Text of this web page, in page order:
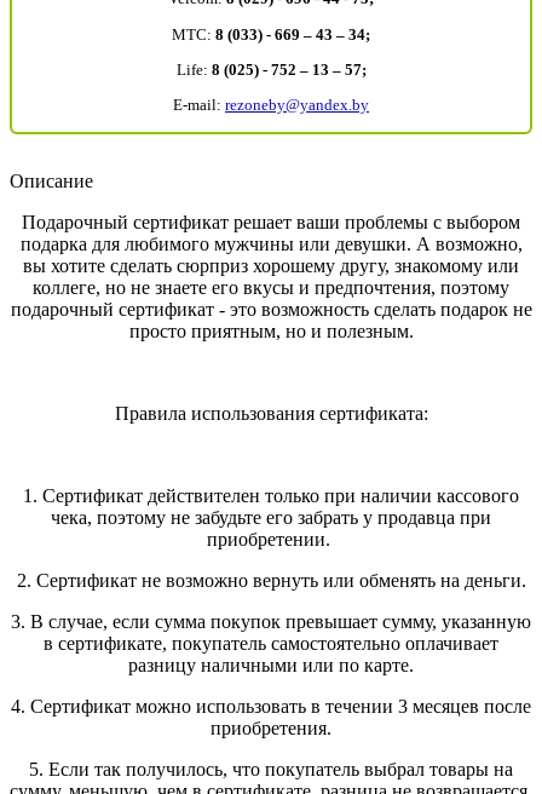
MTC: 8 (033) - 669 – 43 – 34;
Life: 8 (025) - 752 – 13 – 57;
E-mail: rezoneby@yandex.by
Описание
Подарочный сертификат решает ваши проблемы с выбором
подарка для любимого мужчины или девушки. А возможно,
вы хотите сделать сюрприз хорошему другу, знакомому или
коллеге, но не знаете его вкусы и предпочтения, поэтому
подарочный сертификат - это возможность сделать подарок не
просто приятным, но и полезным.
Правила использования сертификата:
1. Сертификат действителен только при наличии кассового
чека, поэтому не забудьте его забрать у продавца при
приобретении.
2. Сертификат не возможно вернуть или обменять на деньги.
3. В случае, если сумма покупок превышает сумму, указанную
в сертификате, покупатель самостоятельно оплачивает
разницу наличными или по карте.
4. Сертификат можно использовать в течении 3 месяцев после
приобретения.
5. Если так получилось, что покупатель выбрал товары на